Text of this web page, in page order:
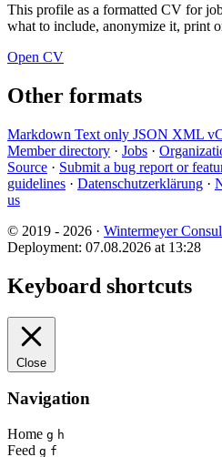
This profile as a formatted CV for
what to include, anonymize it, print
Open CV
Other formats
Markdown Text only JSON XML
Member directory · Jobs ·
Source · Submit a bug report or
guidelines · Datenschutzerklärung ·
us
© 2019 - 2026 · Wintermeyer
Deployment: 07.08.2026 at 13:28
Keyboard shortcuts
Close
Navigation
Home g h
Feed g f